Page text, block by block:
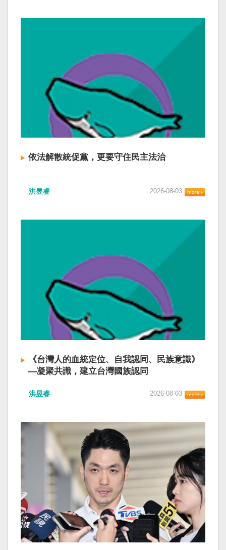
依法解散統促黨，更要守住民主法治
洪昱睿 2026-08-03
《台灣人的血統定位、自我認同、民族意識》
—凝聚共識，建立台灣國族認同
洪昱睿 2026-08-03